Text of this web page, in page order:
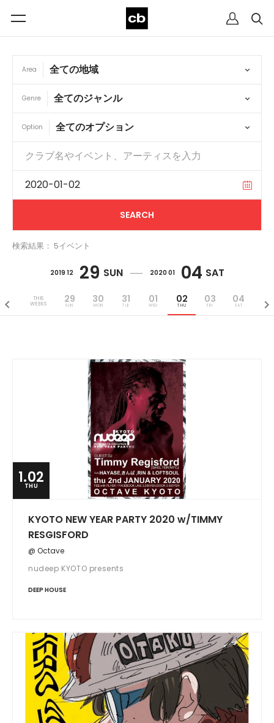
Area
Genre
Option
検索結果： 5イベント
2019 12 29 SUN 2020 01 04 SAT
THIS
WEEKS
29
SUN
30
MON
31
TUE
01
WED
02
THU
03
FRI
04
SAT
1.02
THU
KYOTO NEW YEAR PARTY 2020 w/TIMMY
RESGISFORD
@ Octave
nudeep KYOTO presents
DEEP HOUSE